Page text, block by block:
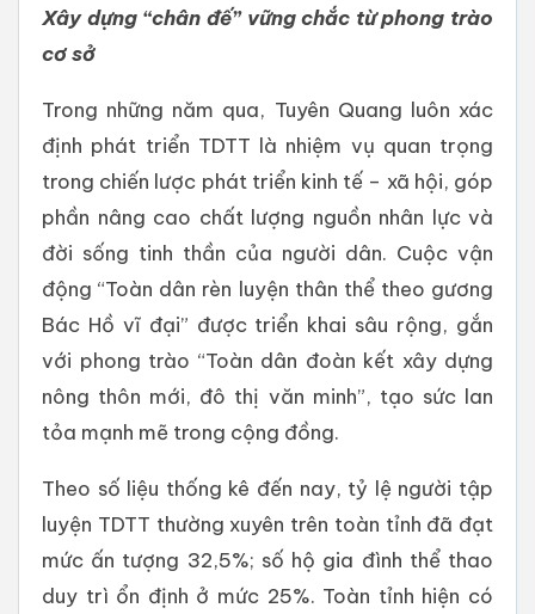
Xây dựng “chân đế” vững chắc từ phong trào
cơ sở
Trong những năm qua, Tuyên Quang luôn xác
định phát triển TDTT là nhiệm vụ quan trọng
trong chiến lược phát triển kinh tế – xã hội, góp
phần nâng cao chất lượng nguồn nhân lực và
đời sống tinh thần của người dân. Cuộc vận
động “Toàn dân rèn luyện thân thể theo gương
Bác Hồ vĩ đại” được triển khai sâu rộng, gắn
với phong trào “Toàn dân đoàn kết xây dựng
nông thôn mới, đô thị văn minh”, tạo sức lan
tỏa mạnh mẽ trong cộng đồng.
Theo số liệu thống kê đến nay, tỷ lệ người tập
luyện TDTT thường xuyên trên toàn tỉnh đã đạt
mức ấn tượng 32,5%; số hộ gia đình thể thao
duy trì ổn định ở mức 25%. Toàn tỉnh hiện có